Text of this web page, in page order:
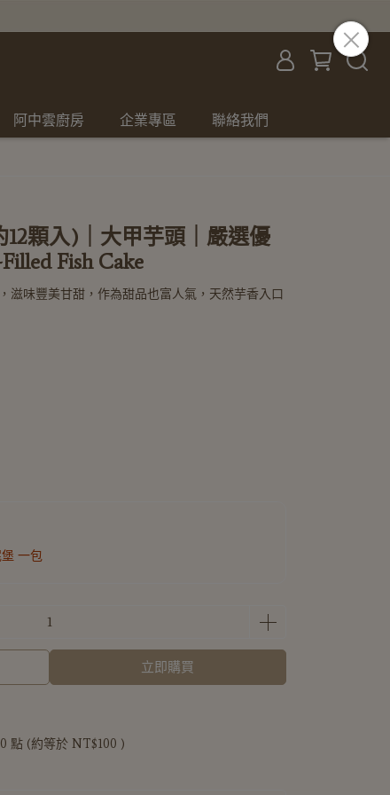
阿中雲廚房 企業專區 聯絡我們
顆入)｜大甲芋頭｜嚴選優
Fish Cake
滋味豐美甘甜，作為甜品也富人氣，天然芋香入口
一包
立即購買
點 (約等於 NT$100 )